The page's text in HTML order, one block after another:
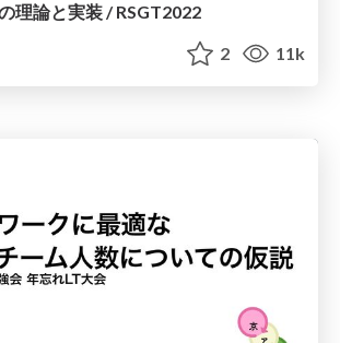
理論と実装 / RSGT2022
2 11k